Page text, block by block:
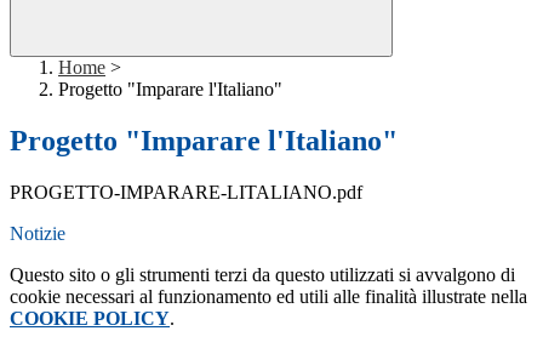
Home >
Progetto "Imparare l'Italiano"
Progetto "Imparare l'Italiano"
PROGETTO-IMPARARE-LITALIANO.pdf
Notizie
Questo sito o gli strumenti terzi da questo utilizzati si avvalgono di
cookie necessari al funzionamento ed utili alle finalità illustrate nella
COOKIE POLICY.